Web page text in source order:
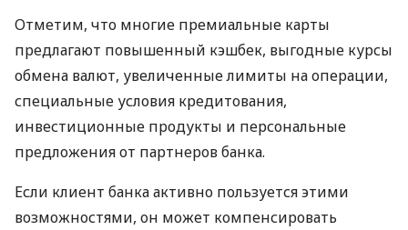
Отметим, что многие премиальные карты
предлагают повышенный кэшбек, выгодные курсы
обмена валют, увеличенные лимиты на операции,
специальные условия кредитования,
инвестиционные продукты и персональные
предложения от партнеров банка.
Если клиент банка активно пользуется этими
возможностями, он может компенсировать